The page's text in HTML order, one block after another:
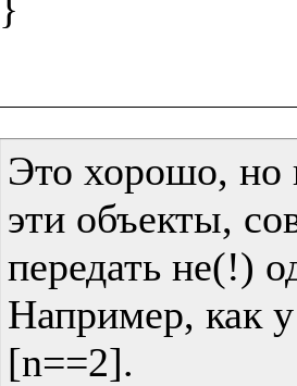
Это хорошо, но
эти объекты,
передать не(!)
Например, как
[n==2].